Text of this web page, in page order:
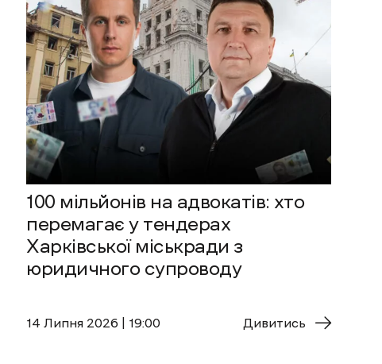
100 мільйонів на адвокатів: хто
перемагає у тендерах
Харківської міськради з
юридичного супроводу
14 Липня 2026 | 19:00 Дивитись